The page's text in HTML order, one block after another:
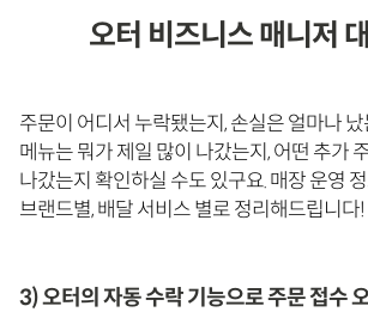
오터 비즈니스 매니저
주문이 어디서 누락됐는지, 손실은 얼마나 났
메뉴는 뭐가 제일 많이 나갔는지, 어떤 추가
나갔는지 확인하실 수도 있구요. 매장 운영
브랜드별, 배달 서비스 별로 정리해드립니다!
3) 오터의 자동 수락 기능으로 주문 접수